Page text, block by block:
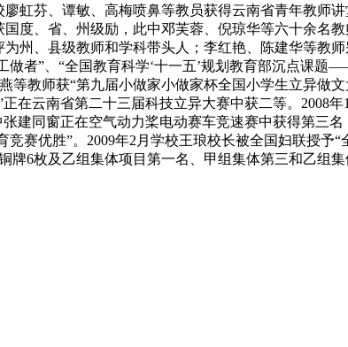
虹芬、谭敏、高梅喷鼻等教员获得云南省青年教师
度、省、州级励，此中邓芙蓉、倪琼华等六十余名
州、县级教师和学科带头人；李红艳、陈建华等教
者”、“全国教育科学‘十一五’规划教育部沉点课
等教师获“第九届小做家小做家杯全国小学生立异做
在云南省第二十三届科技立异大赛中获二等。2008
建同窗正在空气动力桨电动赛车竞速赛中获得第三
赛优胜”。2009年2月学校王琅校长被全国妇联授予
牌6枚及乙组集体项目第一名、甲组集体第三和乙组集